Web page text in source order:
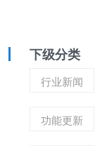
下级分类
行业新闻
功能更新